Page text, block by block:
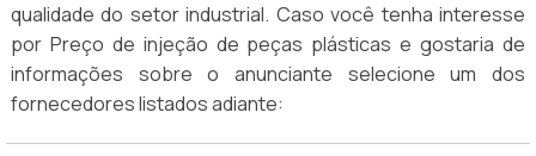
qualidade do setor industrial. Caso você tenha interesse
por Preço de injeção de peças plásticas e gostaria de
informações sobre o anunciante selecione um dos
fornecedores listados adiante: